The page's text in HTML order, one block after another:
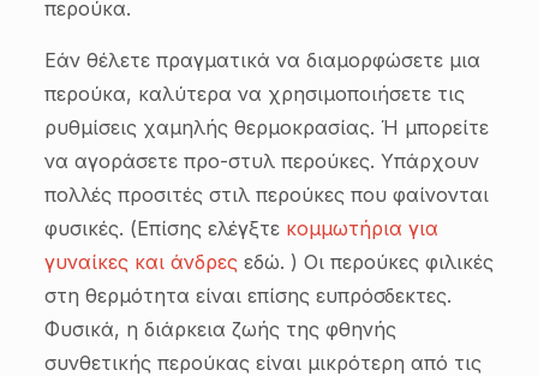
περούκα.
Εάν θέλετε πραγματικά να διαμορφώσετε μια
περούκα, καλύτερα να χρησιμοποιήσετε τις
ρυθμίσεις χαμηλής θερμοκρασίας. Ή μπορείτε
να αγοράσετε προ-στυλ περούκες. Υπάρχουν
πολλές προσιτές στιλ περούκες που φαίνονται
φυσικές. (Επίσης ελέγξτε κομμωτήρια για
γυναίκες και άνδρεςεδώ. ) Οι περούκες φιλικές
στη θερμότητα είναι επίσης ευπρόσδεκτες.
Φυσικά, η διάρκεια ζωής της φθηνής
συνθετικής περούκας είναι μικρότερη από τις